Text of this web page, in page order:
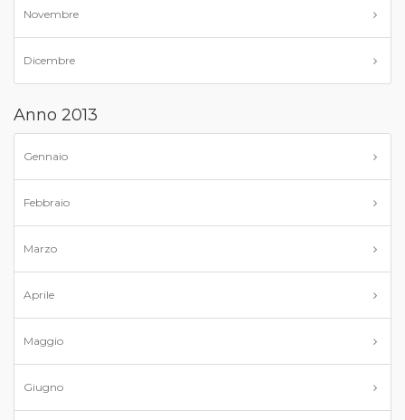
Novembre
Dicembre
Anno 2013
Gennaio
Febbraio
Marzo
Aprile
Maggio
Giugno